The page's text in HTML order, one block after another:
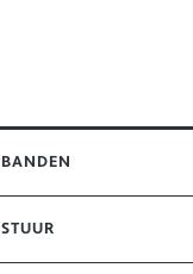
BANDEN
STUUR